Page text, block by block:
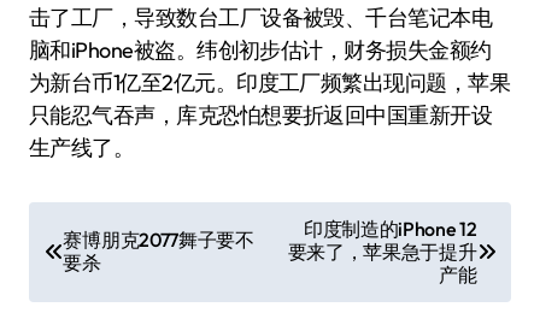
击了工厂，导致数台工厂设备被毁、千台笔记本电
脑和iPhone被盗。纬创初步估计，财务损失金额约
为新台币1亿至2亿元。印度工厂频繁出现问题，苹果
只能忍气吞声，库克恐怕想要折返回中国重新开设
生产线了。
章
导
赛博朋克2077舞子要不
要杀
印度制造的iPhone 12
要来了，苹果急于提升
产能